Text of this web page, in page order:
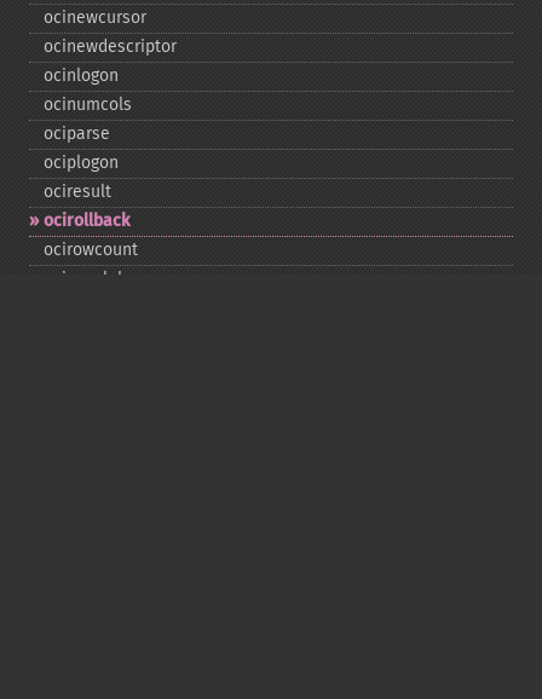
ocinewcursor
ocinewdescriptor
ocinlogon
ocinumcols
ociparse
ociplogon
ociresult
ocirollback
ocirowcount
ocisavelob